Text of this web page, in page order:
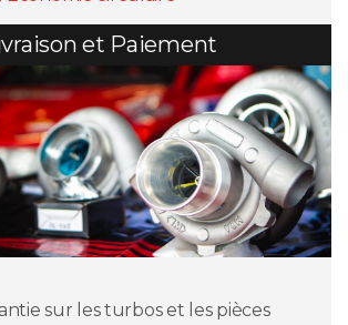
et Paiement
sur les turbos et les pièces